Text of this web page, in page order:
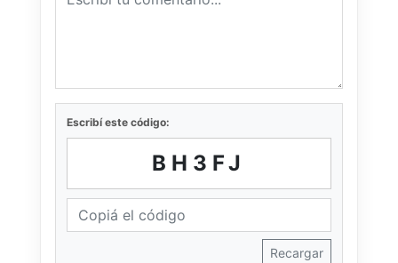
Escribí este código:
BH3FJ
Recargar